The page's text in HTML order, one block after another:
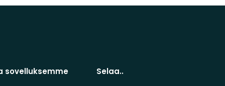
sovelluksemme Selaa..